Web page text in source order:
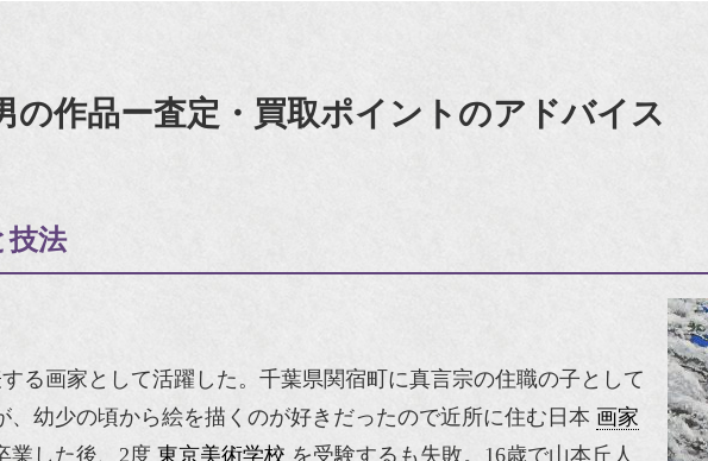
の作品ー査定・買取ポイントのアドバイス
技法
る画家として活躍した。千葉県関宿町に真言宗の住職の子として
幼少の頃から絵を描くのが好きだったので近所に住む日本 画家
業した後、2度 東京美術学校 を受験するも失敗。16歳で山本丘人